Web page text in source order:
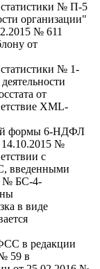
№ П-5
организации"
№ 611
от
№ 1-
от
XML-
формы 6-НДФЛ
№
с
введенными
№ БС-4-
в виде
в редакции
59 в